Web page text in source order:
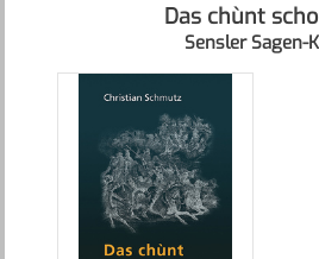
Das chùnt
Sensler Sagen-